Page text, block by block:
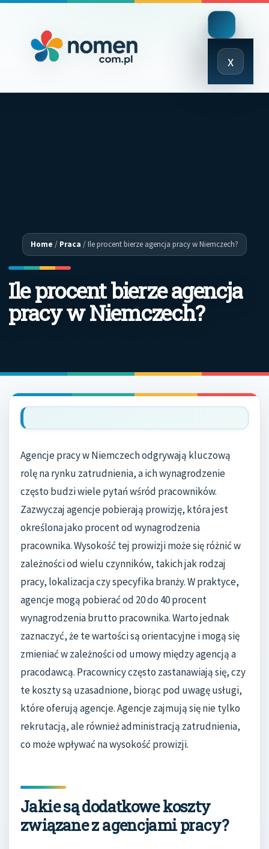
x
Close
Menu
Home / Praca /Ile procent bierze agencja pracy w Niemczech?
Ile procent bierze agencja
pracy w Niemczech?
Agencje pracy w Niemczech odgrywają kluczową
rolę na rynku zatrudnienia, a ich wynagrodzenie
często budzi wiele pytań wśród pracowników.
Zazwyczaj agencje pobierają prowizję, która jest
określona jako procent od wynagrodzenia
pracownika. Wysokość tej prowizji może się różnić w
zależności od wielu czynników, takich jak rodzaj
pracy, lokalizacja czy specyfika branży. W praktyce,
agencje mogą pobierać od 20 do 40 procent
wynagrodzenia brutto pracownika. Warto jednak
zaznaczyć, że te wartości są orientacyjne i mogą się
zmieniać w zależności od umowy między agencją a
pracodawcą. Pracownicy często zastanawiają się, czy
te koszty są uzasadnione, biorąc pod uwagę usługi,
które oferują agencje. Agencje zajmują się nie tylko
rekrutacją, ale również administracją zatrudnienia,
co może wpływać na wysokość prowizji.
Jakie są dodatkowe koszty
związane z agencjami pracy?